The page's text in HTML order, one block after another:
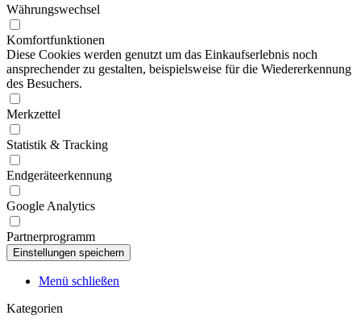
Währungswechsel
Komfortfunktionen
Diese Cookies werden genutzt um das Einkaufserlebnis noch
ansprechender zu gestalten, beispielsweise für die Wiedererkennung
des Besuchers.
Merkzettel
Statistik & Tracking
Endgeräteerkennung
Google Analytics
Partnerprogramm
Menü schließen
Kategorien